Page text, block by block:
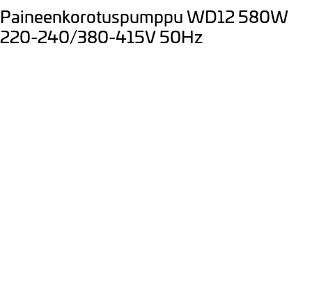
Paineenkorotuspumppu WD12 580W
220-240/380-415V 50Hz